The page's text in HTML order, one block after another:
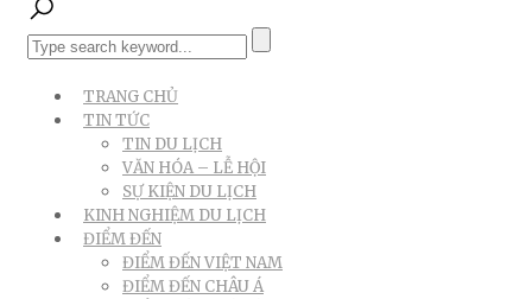
TRANG CHỦ
TIN TỨC
TIN DU LỊCH
VĂN HÓA – LỄ HỘI
SỰ KIỆN DU LỊCH
KINH NGHIỆM DU LỊCH
ĐIỂM ĐẾN
ĐIỂM ĐẾN VIỆT NAM
ĐIỂM ĐẾN CHÂU Á